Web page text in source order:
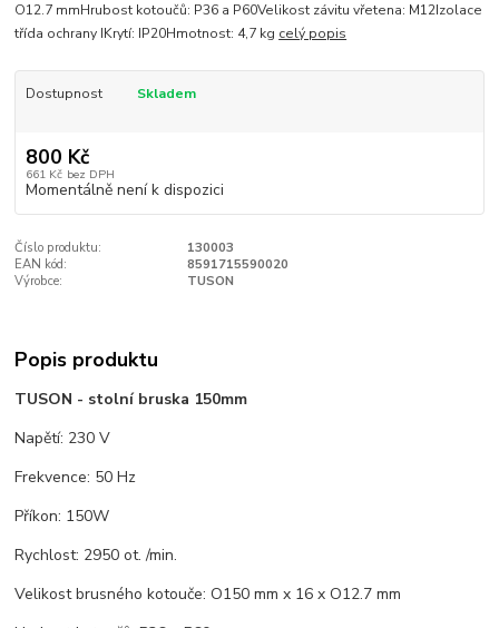
O12.7 mmHrubost kotoučů: P36 a P60Velikost závitu vřetena: M12Izolace
třída ochrany IKrytí: IP20Hmotnost: 4,7 kg celý popis
Dostupnost Skladem
800 Kč
661 Kč bez DPH
Momentálně není k dispozici
Číslo produktu:
130003
EAN kód:
8591715590020
Výrobce:
TUSON
Popis produktu
TUSON - stolní bruska 150mm
Napětí: 230 V
Frekvence: 50 Hz
Příkon: 150W
Rychlost: 2950 ot. /min.
Velikost brusného kotouče: O150 mm x 16 x O12.7 mm